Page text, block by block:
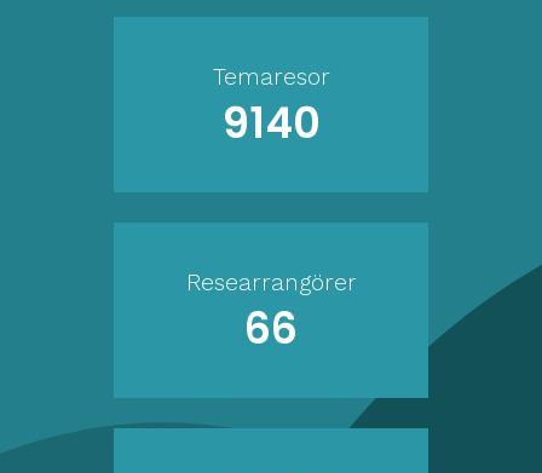
Temaresor
9140
Researrangörer
66